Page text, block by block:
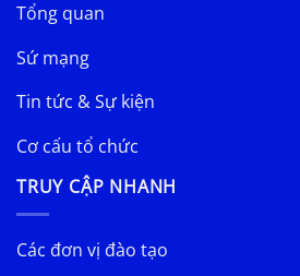
Tổng quan
Sứ mạng
Tin tức & Sự kiện
Cơ cấu tổ chức
TRUY CẬP NHANH
Các đơn vị đào tạo